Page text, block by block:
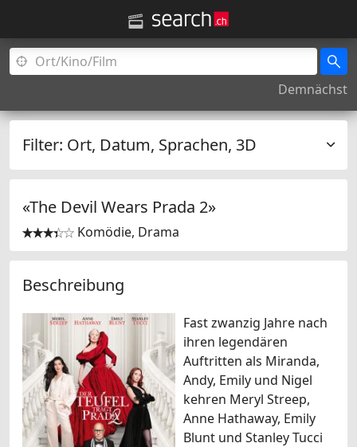
Demnächst
Filter: Ort, Datum, Sprachen, 3D
«The Devil Wears Prada 2»

 Komödie, Drama
Beschreibung
Fast zwanzig Jahre nach
ihren legendären
Auftritten als Miranda,
Andy, Emily und Nigel
kehren Meryl Streep,
Anne Hathaway, Emily
Blunt und Stanley Tucci